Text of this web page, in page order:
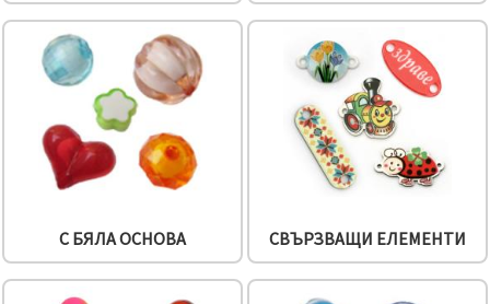
С БЯЛА ОСНОВА СВЪРЗВАЩИ ЕЛЕМЕНТИ